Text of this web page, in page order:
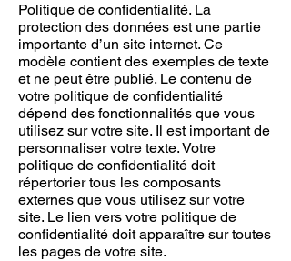
Politique de confidentialité. La
protection des données est une partie
importante d’un site internet. Ce
modèle contient des exemples de texte
et ne peut être publié. Le contenu de
votre politique de confidentialité
dépend des fonctionnalités que vous
utilisez sur votre site. Il est important de
personnaliser votre texte. Votre
politique de confidentialité doit
répertorier tous les composants
externes que vous utilisez sur votre
site. Le lien vers votre politique de
confidentialité doit apparaître sur toutes
les pages de votre site.